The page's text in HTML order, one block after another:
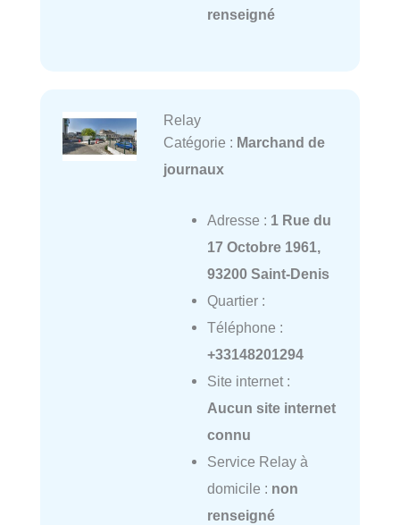
renseigné
Relay
Catégorie : Marchand de
journaux
Adresse : 1 Rue du
17 Octobre 1961,
93200 Saint-Denis
Quartier :
Téléphone :
+33148201294
Site internet :
Aucun site internet
connu
Service Relay à
domicile : non
renseigné